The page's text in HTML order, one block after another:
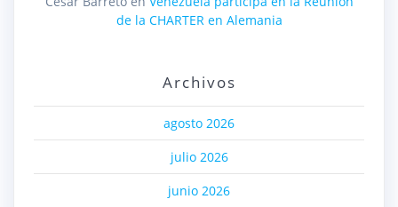
de la CHARTER en Alemania
Archivos
agosto 2026
julio 2026
junio 2026